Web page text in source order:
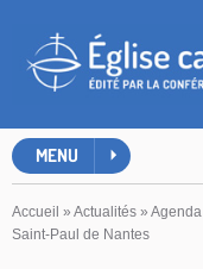
MENU
Accueil » Actualités » Agenda
Saint-Paul de Nantes